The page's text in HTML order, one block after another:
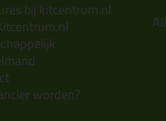
bij kitcentrum.nl
worden?